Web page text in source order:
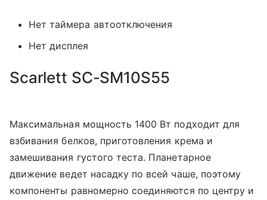
Нет таймера автоотключения
Нет дисплея
Scarlett SC-SM10S55
Максимальная мощность 1400 Вт подходит для
взбивания белков, приготовления крема и
замешивания густого теста. Планетарное
движение ведет насадку по всей чаше, поэтому
компоненты равномерно соединяются по центру и